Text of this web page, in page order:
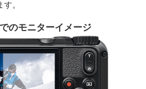
。
のモニターイメージ